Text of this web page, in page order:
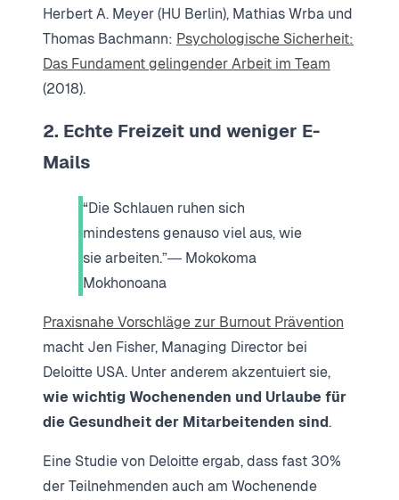
Herbert A. Meyer (HU Berlin), Mathias Wrba und
Thomas Bachmann: Psychologische Sicherheit:
Das Fundament gelingender Arbeit im Team
(2018).
2. Echte Freizeit und weniger E-
Mails
“Die Schlauen ruhen sich
mindestens genauso viel aus, wie
sie arbeiten.”― Mokokoma
Mokhonoana
Praxisnahe Vorschläge zur Burnout Prävention
macht Jen Fisher, Managing Director bei
Deloitte USA. Unter anderem akzentuiert sie,
wie wichtig Wochenenden und Urlaube für
die Gesundheit der Mitarbeitenden sind.
Eine Studie von Deloitte ergab, dass fast 30%
der Teilnehmenden auch am Wochenende